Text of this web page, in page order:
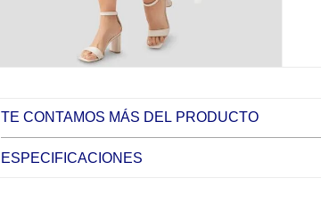
TE CONTAMOS MÁS DEL PRODUCTO
ESPECIFICACIONES